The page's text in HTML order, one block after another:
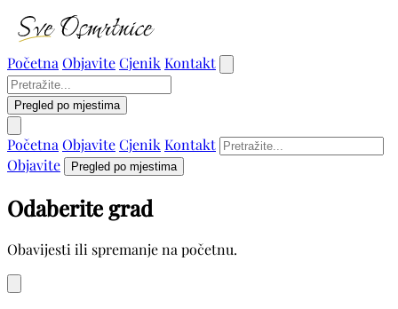
Početna ObjaviteCjenik Kontakt
Pregled po mjestima
Početna ObjaviteCjenik Kontakt
Objavite
Pregled po mjestima
Odaberite grad
Obavijesti ili spremanje na početnu.